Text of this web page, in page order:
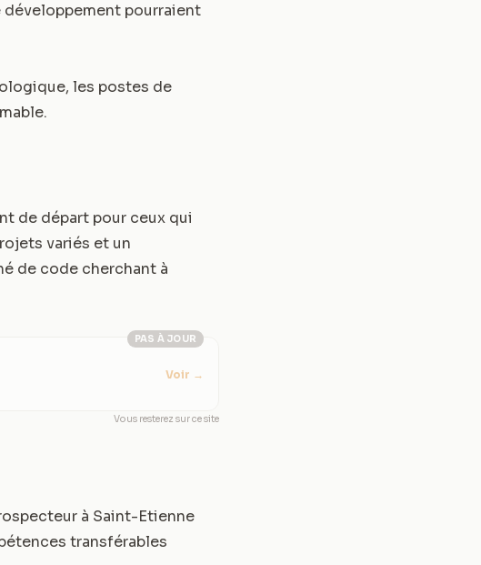
développement pourraient
les postes de
de départ pour ceux qui
variés et un
de code cherchant à
PAS À JOUR
Voir →
Vous resterez sur ce site
à Saint-Etienne
transférables